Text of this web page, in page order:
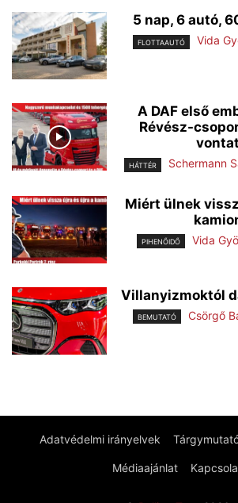
5 nap, 6 autó,
FLOTTAAUTÓ Vida
A DAF első
Révész-
HÁTTÉR Schermann
Miért ülnek
PIHENŐIDŐ Vida
Villanyizmoktól
BEMUTATÓ Csörgő
Adatvédelmi irányelvek
Médiaajánlat